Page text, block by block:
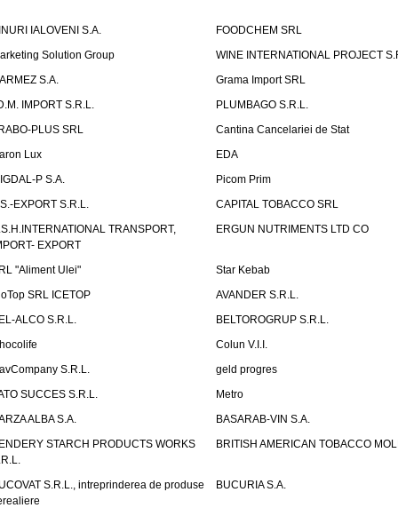
IALOVENI S.A.
FOODCHEM SRL
Solution Group
WINE INTERNATIONAL PROJECT
S.A.
Grama Import SRL
IMPORT S.R.L.
PLUMBAGO S.R.L.
PLUS SRL
Cantina Cancelariei de Stat
Lux
EDA
P S.A.
Picom Prim
EXPORT S.R.L.
CAPITAL TOBACCO SRL
TRANSPORT,
EXPORT
ERGUN NUTRIMENTS LTD CO
"Aliment Ulei"
Star Kebab
SRL ICETOP
AVANDER S.R.L.
ALCO S.R.L.
BELTOROGRUP S.R.L.
Colun V.I.I.
S.R.L.
geld progres
SUCCES S.R.L.
Metro
ALBA S.A.
BASARAB-VIN S.A.
STARCH PRODUCTS WORKS
BRITISH AMERICAN TOBACCO
S.R.L., intreprinderea de produse
BUCURIA S.A.